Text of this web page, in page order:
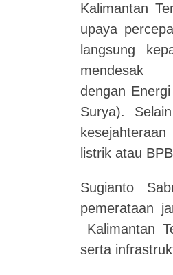
Kalimantan
upaya
langsung
dengan
Surya).
listrik atau
Sugianto
pemerataan
Kalimantan
serta